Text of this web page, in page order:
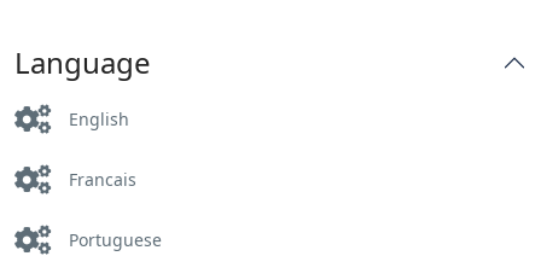
Language
English
Francais
Portuguese